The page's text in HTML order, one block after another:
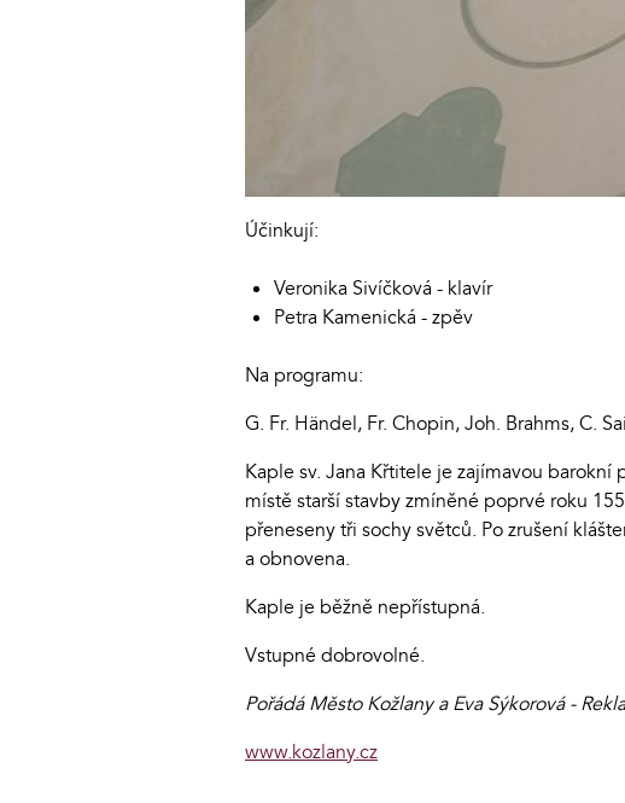
Účinkují:
Veronika Sivíčková - klavír
Petra Kamenická - zpěv
Na programu:
G. Fr. Händel, Fr. Chopin, Joh. Brahms, C.
Kaple sv. Jana Křtitele je zajímavou
místě starší stavby zmíněné poprvé roku
přeneseny tři sochy světců. Po zrušení
a obnovena.
Kaple je běžně nepřístupná.
Vstupné dobrovolné.
Pořádá Město Kožlany a Eva Sýkorová -
www.kozlany.cz